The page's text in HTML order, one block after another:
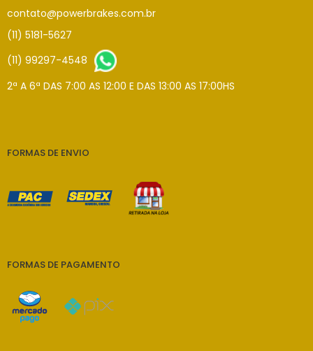
contato@powerbrakes.com.br
(11) 5181-5627
(11) 99297-4548
2ª A 6ª DAS 7:00 AS 12:00 E DAS 13:00 AS 17:00HS
FORMAS DE ENVIO
FORMAS DE PAGAMENTO